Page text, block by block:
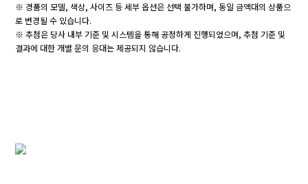
※ 경품의 모델, 색상,사이즈 등 세부 옵션은 선택 불가하며,동일 금액대의 상품으
로 변경될 수 있습니다.
※추첨은 당사 내부 기준 및 시스템을 통해 공정하게 진행되었으며,추첨 기준 및
결과에 대한 개별 문의 응대는 제공되지 않습니다.